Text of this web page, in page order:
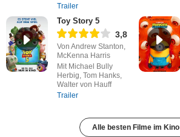
Trailer
Toy Story 5
3,8
Von Andrew Stanton,
McKenna Harris
Mit Michael Bully
Herbig, Tom Hanks,
Walter von Hauff
Trailer
Alle besten Filme im Kino